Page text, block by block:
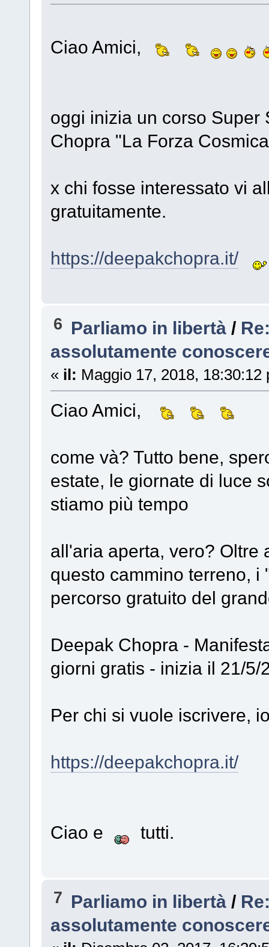
Ciao Amici,
oggi inizia un corso Super
Chopra "La Forza
x chi fosse interessato vi
gratuitamente.
https://deepakchopra.it/
6 Parliamo in libertà /
assolutamente
« il: Maggio 17, 2018, 18:30:12
Ciao Amici,
come và? Tutto bene,
estate, le giornate di luce
stiamo più tempo
all'aria aperta, vero? Oltre
questo cammino terreno,
percorso gratuito del
Deepak Chopra -
giorni gratis - inizia il 21/5/
Per chi si vuole iscrivere,
https://deepakchopra.it/
Ciao e tutti.
7 Parliamo in libertà /
assolutamente